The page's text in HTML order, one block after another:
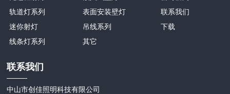
轨道灯系列
迷你射灯
线条灯系列
表面安装壁灯
吊线系列
其它
联系我们
下载
联系我们
中山市创佳照明科技有限公司